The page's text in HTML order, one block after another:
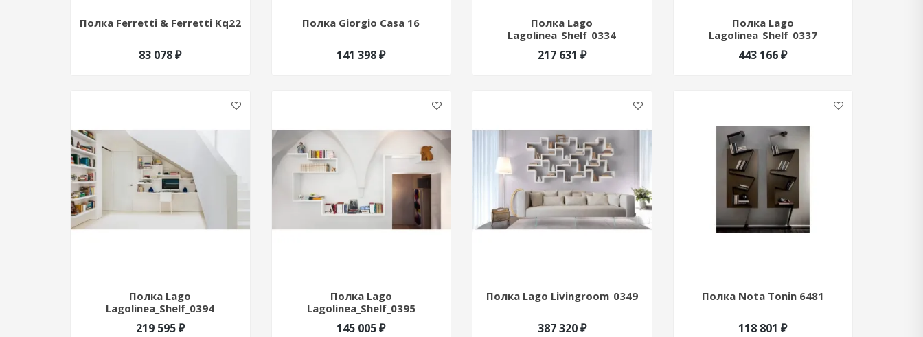
Полка Ferretti & Ferretti Kq22
83 078 ₽
Полка Giorgio Casa 16
141 398 ₽
Полка Lago
Lagolinea_Shelf_0334
217 631 ₽
Полка Lago
Lagolinea_Shelf_0337
443 166 ₽
Полка Lago
Lagolinea_Shelf_0394
219 595 ₽
Полка Lago
Lagolinea_Shelf_0395
145 005 ₽
Полка Lago Livingroom_0349
387 320 ₽
Полка Nota Tonin 6481
118 801 ₽